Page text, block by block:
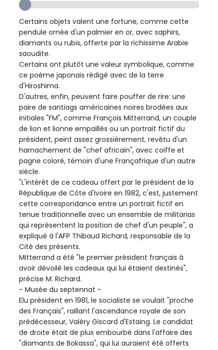
Certains objets valent une fortune, comme cette
pendule ornée d'un palmier en or, avec saphirs,
diamants ou rubis, offerte par la richissime Arabie
saoudite.
Certains ont plutôt une valeur symbolique, comme
ce poème japonais rédigé avec de la terre
d'Hiroshima.
D'autres, enfin, peuvent faire pouffer de rire: une
paire de santiags américaines noires brodées aux
initiales "FM", comme François Mitterrand, un couple
de lion et lionne empaillés ou un portrait fictif du
président, peint assez grossièrement, revêtu d'un
harnachement de "chef africain", avec coiffe et
pagne coloré, témoin d'une Françafrique d'un autre
siècle.
"L'intérêt de ce cadeau offert par le président de la
République de Côte d'Ivoire en 1982, c'est, justement
cette correspondance entre un portrait fictif en
tenue traditionnelle avec un ensemble de militarias
qui représentent la position de chef d'un peuple", a
expliqué à l'AFP Thibaud Richard, responsable de la
Cité des présents.
Mitterrand a été "le premier président français à
avoir dévoilé les cadeaux qui lui étaient destinés",
précise M. Richard.
- Musée du septennat -
Elu président en 1981, le socialiste se voulait "proche
des Français", raillant l'ascendance royale de son
prédécesseur, Valéry Giscard d'Estaing. Le candidat
de droite était de plus embourbé dans l'affaire des
"diamants de Bokassa", qui lui auraient été offerts